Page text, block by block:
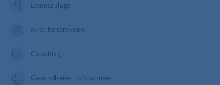
Essenszulage
Mitarbeiterevents
Coaching
Gesundheits- maßnahmen